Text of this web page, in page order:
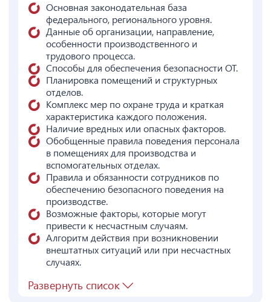
Основная законодательная база
федерального, регионального уровня.
Данные об организации, направление,
особенности производственного и
трудового процесса.
Способы для обеспечения безопасности ОТ.
Планировка помещений и структурных
отделов.
Комплекс мер по охране труда и краткая
характеристика каждого положения.
Наличие вредных или опасных факторов.
Обобщенные правила поведения персонала
в помещениях для производства и
вспомогательных отделах.
Правила и обязанности сотрудников по
обеспечению безопасного поведения на
производстве.
Возможные факторы, которые могут
привести к несчастным случаям.
Алгоритм действия при возникновении
внештатных ситуаций или при несчастных
случаях.
Развернуть список